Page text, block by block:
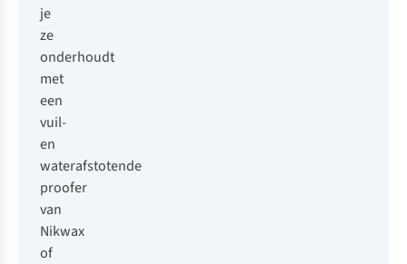
je
ze
onderhoudt
met
een
vuil-
en
waterafstotende
proofer
van
Nikwax
of